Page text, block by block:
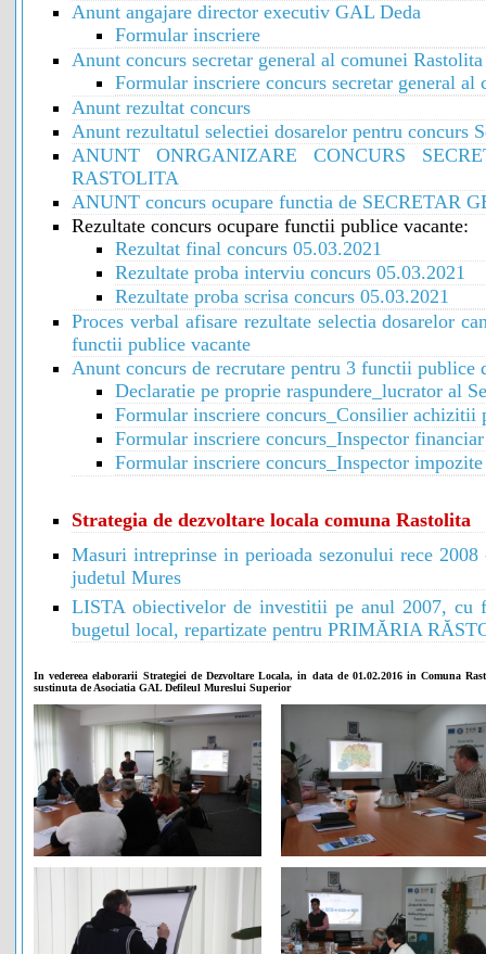
Anunt angajare director executiv GAL Deda
Formular inscriere
Anunt concurs secretar general al comunei
Formular inscriere concurs secretar general al
Anunt rezultat concurs
Anunt rezultatul selectiei dosarelor pentru concurs
ANUNT ONRGANIZARE CONCURS
RASTOLITA
ANUNT concurs ocupare functia de SECRETAR
Rezultate concurs ocupare functii publice vacante:
Rezultat final concurs 05.03.2021
Rezultate proba interviu concurs 05.03.2021
Rezultate proba scrisa concurs 05.03.2021
Proces verbal afisare rezultate selectia dosarelor
functii publice vacante
Anunt concurs de recrutare pentru 3 functii publice
Declaratie pe proprie raspundere_lucrator al
Formular inscriere concurs_Consilier achizitii
Formular inscriere concurs_Inspector
Formular inscriere concurs_Inspector
Strategia de dezvoltare locala comuna Rastolita
Masuri intreprinse in perioada sezonului rece
judetul Mures
LISTA obiectivelor de investitii pe anul 2007, cu
bugetul local, repartizate pentru PRIMĂRIA
In vedereea elaborarii Strategiei de Dezvoltare Locala, in data de 01.02.2016 in Comuna
sustinuta de Asociatia GAL Defileul Mureslui Superior